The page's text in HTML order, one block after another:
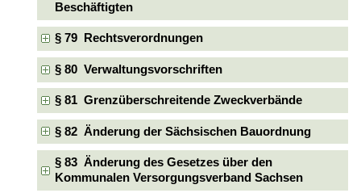
Beschäftigten
§ 79 Rechtsverordnungen
§ 80 Verwaltungsvorschriften
§ 81 Grenzüberschreitende Zweckverbände
§ 82 Änderung der Sächsischen Bauordnung
§ 83 Änderung des Gesetzes über den
Kommunalen Versorgungsverband Sachsen